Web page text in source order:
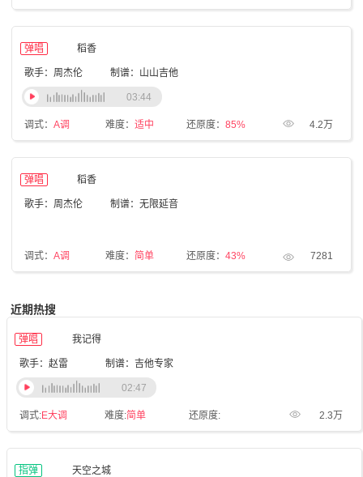
弹唱 稻香
歌手：周杰伦 制谱：山山吉他
调式： A调 难度： 适中 还原度： 85% 4.2万
03:44
弹唱 稻香
歌手：周杰伦 制谱：无限延音
调式： A调 难度： 简单 还原度： 43% 7281
近期热搜
弹唱 我记得
歌手：赵雷 制谱：吉他专家
调式:E大调 难度:简单 还原度: 2.3万
02:47
指弹 天空之城